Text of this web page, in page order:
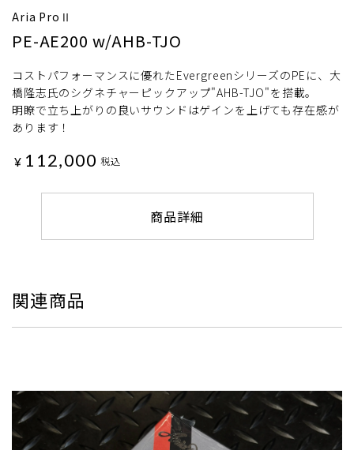
Aria ProⅡ
PE-AE200 w/AHB-TJO
コストパフォーマンスに優れたEvergreenシリーズのPEに、大
橋隆志氏のシグネチャーピックアップ"AHB-TJO"を搭載。
明瞭で立ち上がりの良いサウンドはゲインを上げても存在感が
あります！
¥ 112,000 税込
商品詳細
関連商品